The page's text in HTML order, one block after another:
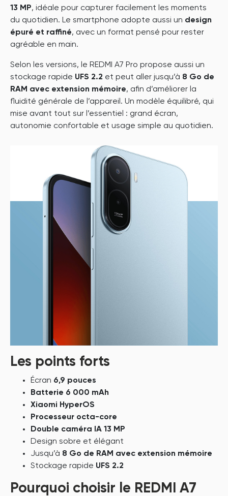
13 MP, idéale pour capturer facilement les moments
du quotidien. Le smartphone adopte aussi un design
épuré et raffiné, avec un format pensé pour rester
agréable en main.
Selon les versions, le REDMI A7 Pro propose aussi un
stockage rapide UFS 2.2 et peut aller jusqu’à 8 Go de
RAM avec extension mémoire, afin d’améliorer la
fluidité générale de l’appareil. Un modèle équilibré, qui
mise avant tout sur l’essentiel : grand écran,
autonomie confortable et usage simple au quotidien.
Les points forts
Écran 6,9 pouces
Batterie 6 000 mAh
Xiaomi HyperOS
Processeur octa-core
Double caméra IA 13 MP
Design sobre et élégant
Jusqu’à 8 Go de RAM avec extension mémoire
Stockage rapide UFS 2.2
Pourquoi choisir le REDMI A7